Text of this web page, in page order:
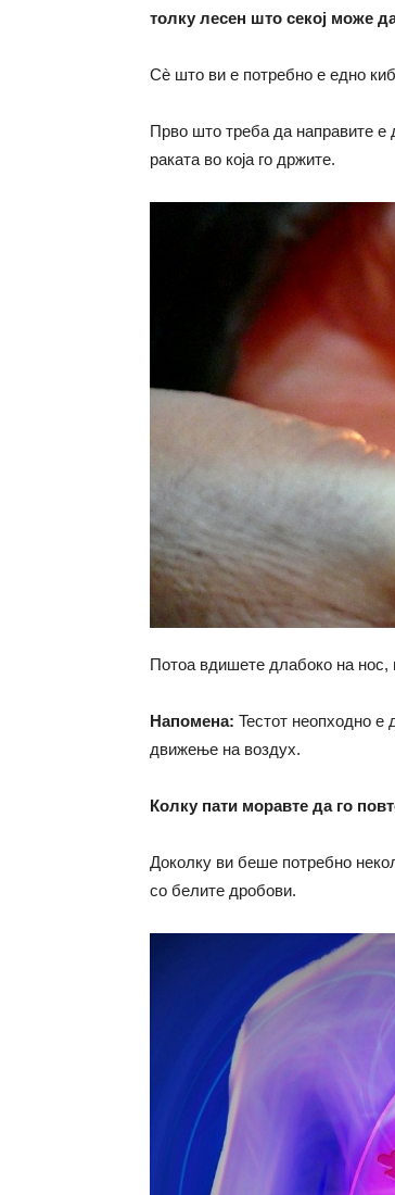
толку лесен што секој може
Сè што ви е потребно е едно
Прво што треба да направите е
раката во која го држите.
Потоа вдишете длабоко на нос,
Напомена: Teстот неопходно е
движење на воздух.
Колку пати моравте да го
Доколку ви беше потребно
со белите дробови.